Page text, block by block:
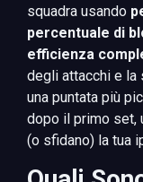
squadra usando
percentuale di
efficienza
degli attacchi e la
una puntata più
dopo il primo set,
(o sfidano) la tua